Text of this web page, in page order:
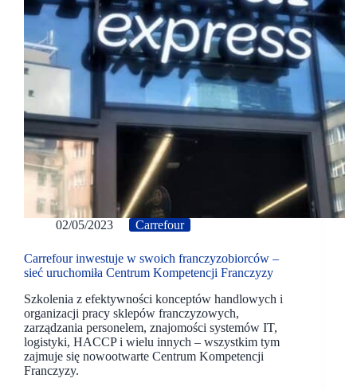
02/05/2023 Carrefour
Carrefour inwestuje w swoich franczyzobiorców –
sieć uruchomiła Centrum Kompetencji Franczyzy
Szkolenia z efektywności konceptów handlowych i
organizacji pracy sklepów franczyzowych,
zarządzania personelem, znajomości systemów IT,
logistyki, HACCP i wielu innych – wszystkim tym
zajmuje się nowootwarte Centrum Kompetencji
Franczyzy.